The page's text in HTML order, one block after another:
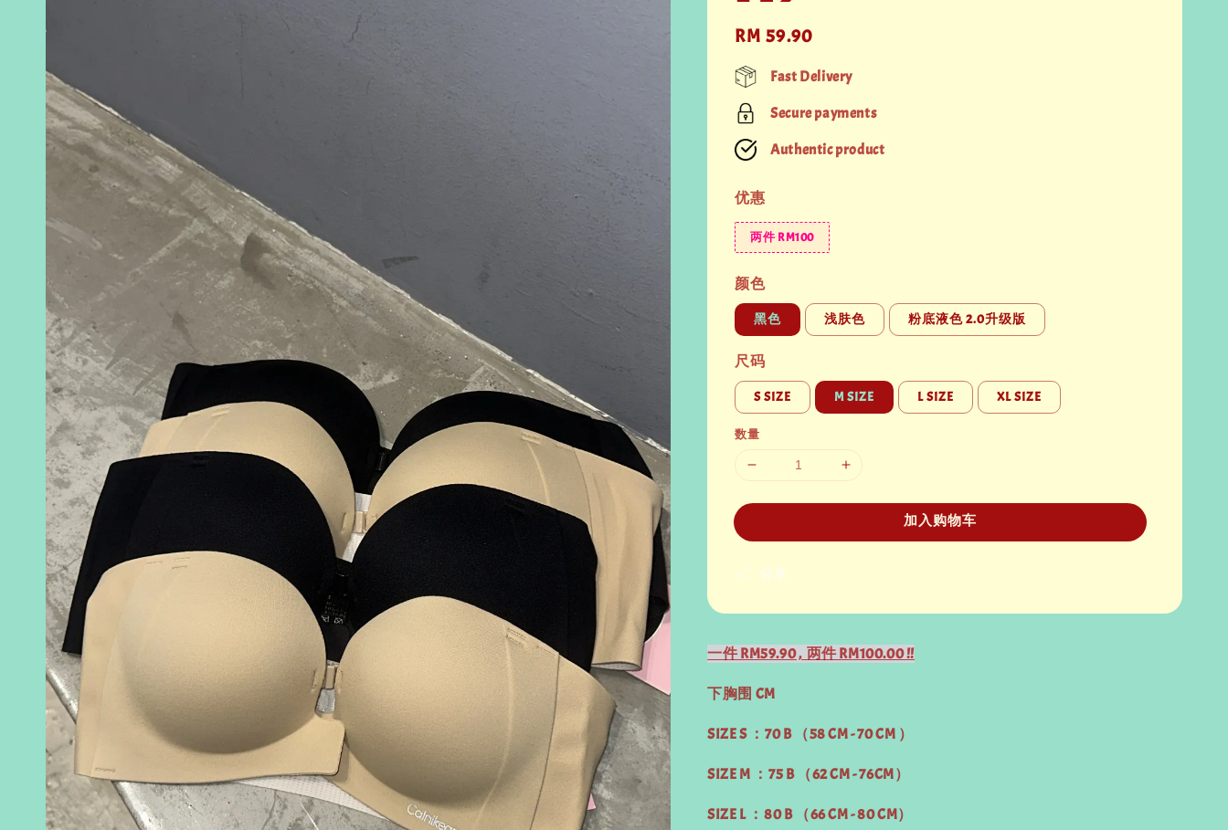
Regular
price
RM 59.90
Fast Delivery
Secure payments
Authentic product
优惠
两件 RM100
颜色
黑色 浅肤色 粉底液色 2.0升级版
尺码
S SIZE M SIZE L SIZE XL SIZE
数量
加入购物车
分享
一件 RM59.90 , 两件 RM100.00 !!
下胸围 CM
SIZE S ：70 B （58 CM - 70 CM ）
SIZE M ：75 B （62 CM - 76CM）
SIZE L ：80 B （66 CM - 80 CM）